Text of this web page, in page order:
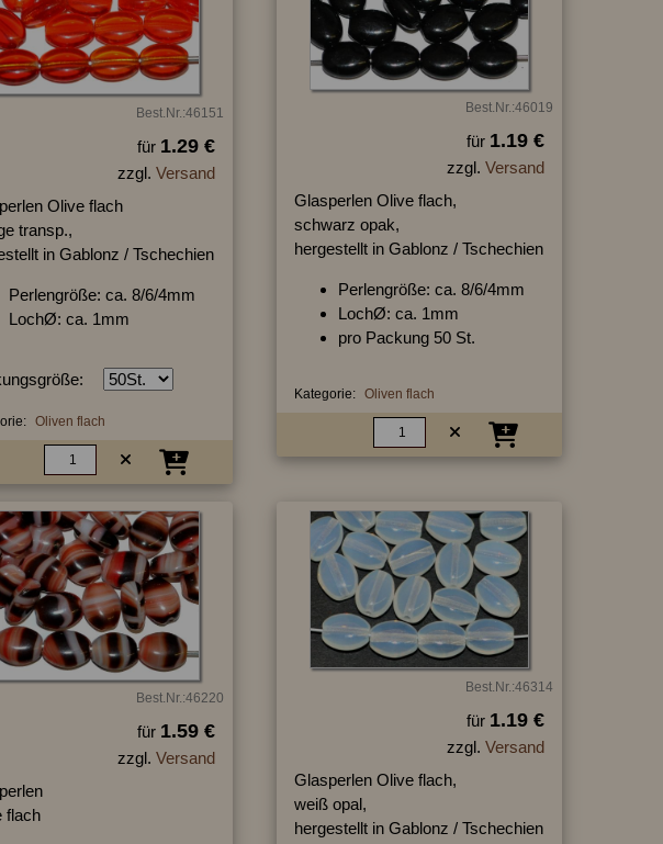
Best.Nr.:46151
für 1.29 €
zzgl. Versand
Olive flach
transp.,
in Gablonz / Tschechien
Perlengröße: ca. 8/6/4mm
LochØ: ca. 1mm
Oliven flach
Best.Nr.:46019
für 1.19 €
zzgl. Versand
Glasperlen Olive flach,
schwarz opak,
hergestellt in Gablonz / Tschechien
Perlengröße: ca. 8/6/4mm
LochØ: ca. 1mm
pro Packung 50 St.
Kategorie: Oliven flach
Best.Nr.:46220
für 1.59 €
zzgl. Versand
flach
Best.Nr.:46314
für 1.19 €
zzgl. Versand
Glasperlen Olive flach,
weiß opal,
hergestellt in Gablonz / Tschechien